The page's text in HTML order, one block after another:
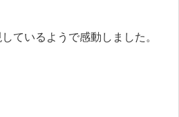
ているようで感動しました。